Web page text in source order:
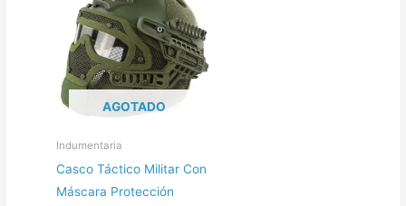
AGOTADO
Indumentaria
Casco Táctico Militar Con
Máscara Protección